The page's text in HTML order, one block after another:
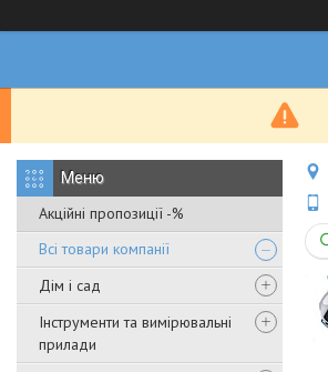
Акційні пропозиції -%
Всі товари компанії
Дім і сад
Інструменти та вимірювальні
прилади